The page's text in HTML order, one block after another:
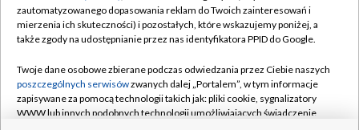
Centrum informacji TVP
Naziemna Telewizja Cyfrowa
Rada Programowa
System NOS
Moje zgody
Pomoc
Kontakt
zautomatyzowanego dopasowania reklam do Twoich zainteresowań i
mierzenia ich skuteczności) i pozostałych, które wskazujemy poniżej, a
także zgody na udostępnianie przez nas identyfikatora PPID do Google.
Twoje dane osobowe zbierane podczas odwiedzania przez Ciebie naszych
poszczególnych serwisówzwanych dalej „Portalem”, w tym informacje
zapisywane za pomocą technologii takich jak: pliki cookie, sygnalizatory
WWW lub innych podobnych technologii umożliwiających świadczenie